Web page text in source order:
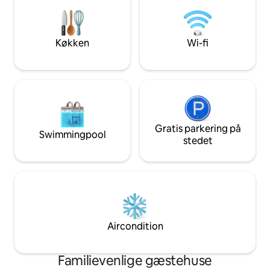
rejsende, der søger komfort, privatliv og
en central beliggenhed i Madrid.
Madrid. Inkluder
til at lave mad.
Plaza Norte-Cine
Køkken Wi-fi
Swimmingpool
Gratis parkering på
stedet
Aircondition
Familievenlige gæstehuse